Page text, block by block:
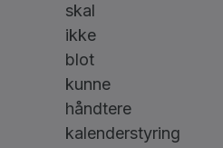
skal
ikke
blot
kunne
håndtere
kalenderstyring